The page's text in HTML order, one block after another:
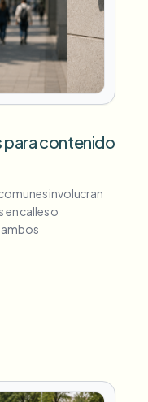
para contenido
involucran
en calles o